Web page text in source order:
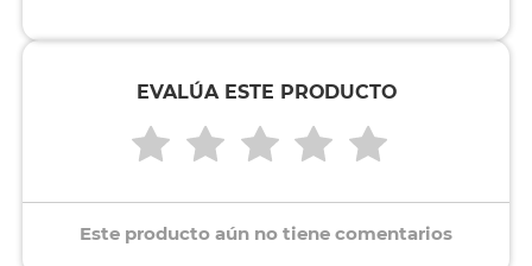
EVALÚA ESTE PRODUCTO
Este producto aún no tiene comentarios